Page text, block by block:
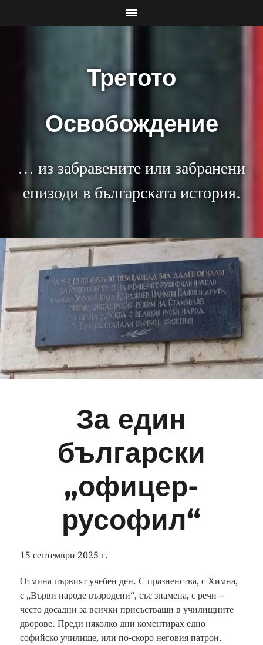
Третото
Освобождение
… из забравените или забранени
епизоди в българската история.
За един
български
„офицер-
русофил“
15 септември 2025 г.
Отмина първият учебен ден. С празненства, с Химна,
с „Върви народе възродени“, със знамена, с речи –
често досадни за всички присъстващи в училищните
дворове. Преди няколко дни коментирах едно
софийско училище, или по-скоро неговия патрон.